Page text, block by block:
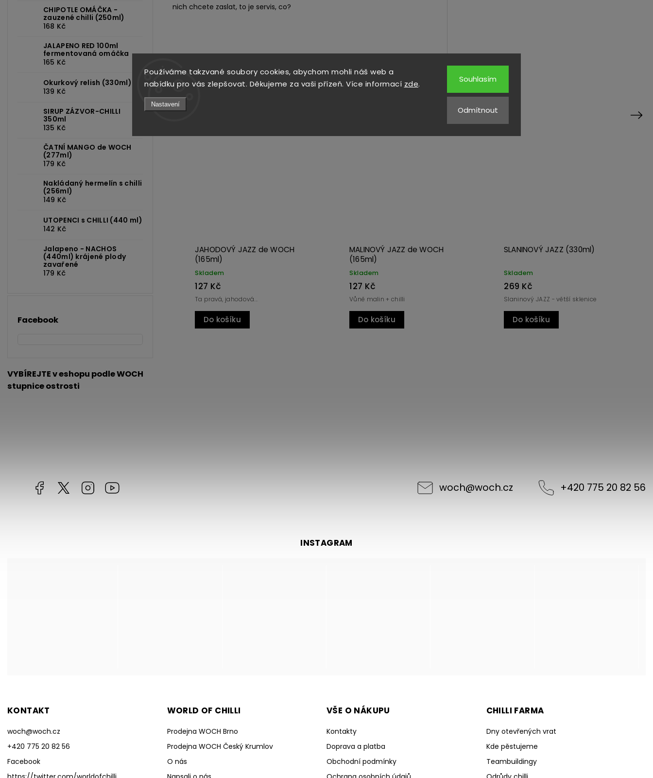
Používáme takzvané soubory cookies, abychom mohli náš web a
nabídku pro vás zlepšovat. Děkujeme za vaši přízeň. Více informací zde.
Nastavení
Odmítnout
Souhlasím
CHIPOTLE OMÁČKA -
zauzené chilli (250ml)
168 Kč
JALAPENO RED 100ml
fermentovaná omáčka
165 Kč
Okurkový relish (330ml)
139 Kč
SIRUP ZÁZVOR-CHILLI
350ml
135 Kč
ČATNÍ MANGO de WOCH
(277ml)
179 Kč
Nakládaný hermelín s chilli
(256ml)
149 Kč
UTOPENCI s CHILLI (440 ml)
142 Kč
Jalapeno - NACHOS
(440ml) krájené plody
zavařené
179 Kč
Facebook
VYBÍREJTE v eshopu podle WOCH
stupnice ostrosti
nich chcete zaslat, to je servis, co?
Související produkty
MALINOVÝ JAZZ de WOCH
(165ml)
Skladem
Do košíku
SLANINOVÝ JAZZ (330ml)
Skladem
269 Kč
Do košíku
Slaninový JAZZ - větší sklenice
HRUŠKOVÝ JAZZ de WOCH
(165ml)
Momentálně nedostupné
127 Kč
Detail
Hruškový by měl být žlutý, nebo ne...
Aji Omnicolor (330ml) celé
Skladem
165 Kč
Do košíku
Tenká stěna, přesto křupavá.
Next
Facebookhttps://twitter.com/worldofchilli
Instagram woch@woch.cz +420 775 20 82 56
KONTAKT
woch@woch.cz
+420 775 20 82 56
Facebook
WORLD OF CHILLI
Prodejna WOCH Brno
Prodejna WOCH Český Krumlov
O nás
VŠE O NÁKUPU
Kontakty
Doprava a platba
Obchodní podmínky
CHILLI FARMA
Dny otevřených vrat
Kde pěstujeme
Teambuildingy
INSTAGRAM